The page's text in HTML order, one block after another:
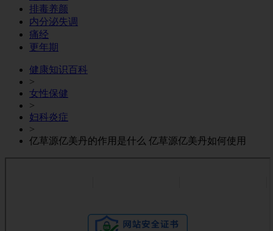
排毒养颜
内分泌失调
痛经
更年期
健康知识百科
>
女性保健
>
妇科炎症
>
亿草源亿美丹的作用是什么 亿草源亿美丹如何使用